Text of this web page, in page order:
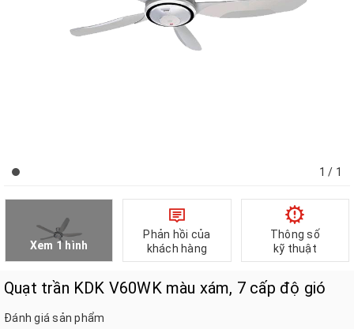
1 / 1
Xem 1 hình
Phản hồi của
khách hàng
Thông số
kỹ thuật
Quạt trần KDK V60WK màu xám, 7 cấp độ gió
Đánh giá sản phẩm